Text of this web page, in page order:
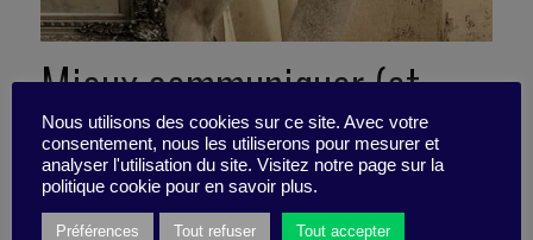
Mieux communiquer (et
éviter les bugs
interpersonnels)
Nous utilisons des cookies sur ce site. Avec votre
consentement, nous les utiliserons pour mesurer et
analyser l'utilisation du site. Visitez notre page sur la
politique cookie pour en savoir plus.
Préférences Tout refuser Tout accepter